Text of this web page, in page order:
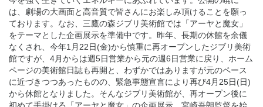
は、劇場の大画面と高音質で皆さんにお楽しみ頂けることを願っ
ております。なお、三鷹の森ジブリ美術館では「アーヤと魔女」
をテーマとした企画展示を準備中です。昨年、長期の休館を余儀
なくされ、今年1月22日(金)から慎重に再オープンしたジブリ美術
館ですが、4月からは週5日営業から元の週6日営業に戻り、ホーム
ページの美術館日誌も再開と、わずかではありますが元のペース
に近づきつつあったものの、緊急事態宣言により再び4月25日(日)
から休館となりました。そんなジブリ美術館が、再オープン後に